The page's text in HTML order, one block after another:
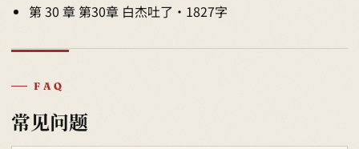
第 30 章 第30章 白杰吐了 · 1827字
FAQ
常见问题